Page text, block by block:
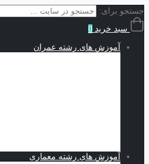
جستجو برای:
سبد خرید 0
آموزش های رشته عمران
آموزش های رشته معماری